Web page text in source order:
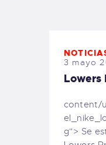
3 mayo
Lowers
content/
g"> Se